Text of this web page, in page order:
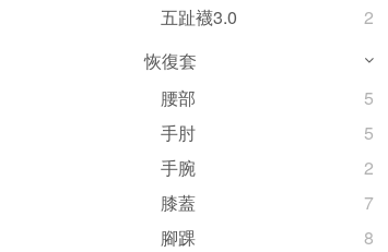
五趾襪3.0
2
恢復套
腰部
5
手肘
5
手腕
2
膝蓋
7
腳踝
8